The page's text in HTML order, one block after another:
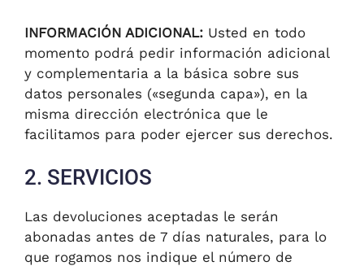
INFORMACIÓN ADICIONAL: Usted en todo
momento podrá pedir información adicional
y complementaria a la básica sobre sus
datos personales («segunda capa»), en la
misma dirección electrónica que le
facilitamos para poder ejercer sus derechos.
2. SERVICIOS
Las devoluciones aceptadas le serán
abonadas antes de 7 días naturales, para lo
que rogamos nos indique el número de